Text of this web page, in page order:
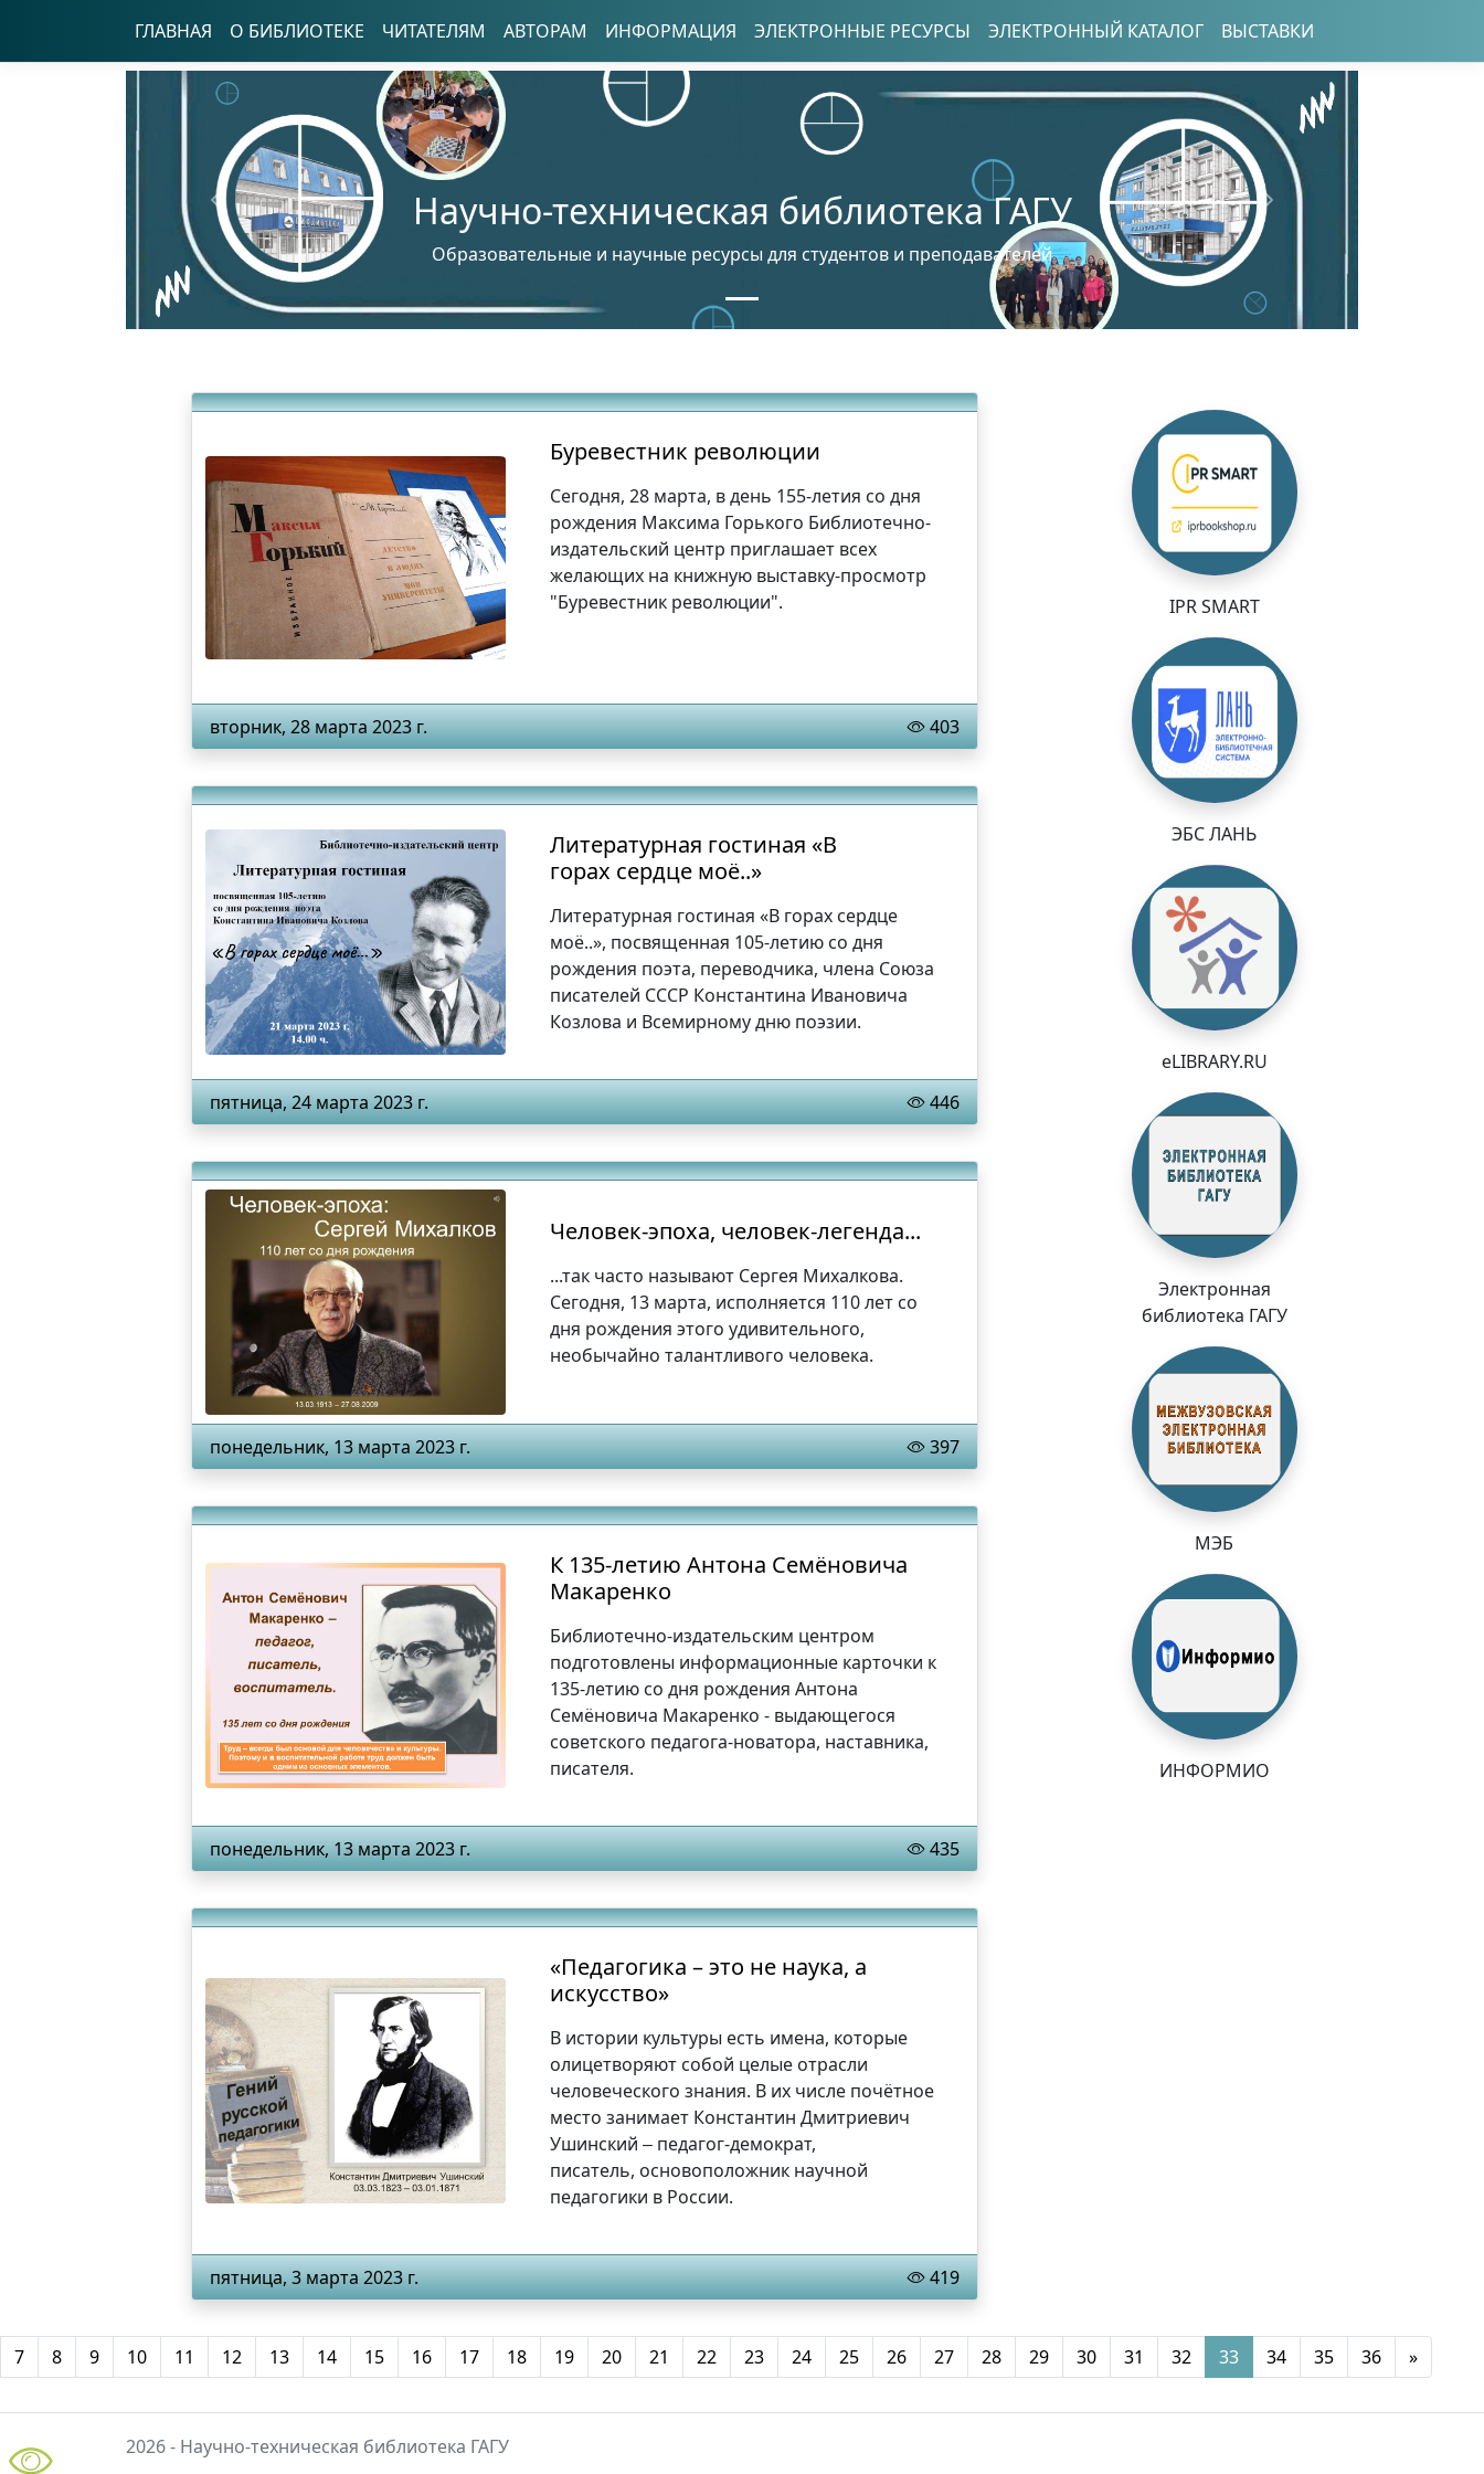
ГЛАВНАЯ О БИБЛИОТЕКЕ ЧИТАТЕЛЯМ АВТОРАМ ИНФОРМАЦИЯ ЭЛЕКТРОННЫЕ РЕСУРСЫ ЭЛЕКТРОННЫЙ КАТАЛОГ ВЫСТАВКИ
Научно-техническая библиотека ГАГУ
Образовательные и научные ресурсы для студентов и преподавателей
Предыдущий Следующий
Буревестник революции
Сегодня, 28 марта, в день 155-летия со дня
рождения Максима Горького Библиотечно-
издательский центр приглашает всех
желающих на книжную выставку-просмотр
"Буревестник революции".
вторник, 28 марта 2023 г. 403
Литературная гостиная «В
горах сердце моё..»
Литературная гостиная «В горах сердце
моё..», посвященная 105-летию со дня
рождения поэта, переводчика, члена Союза
писателей СССР Константина Ивановича
Козлова и Всемирному дню поэзии.
пятница, 24 марта 2023 г. 446
Человек-эпоха, человек-легенда...
...так часто называют Сергея Михалкова.
Сегодня, 13 марта, исполняется 110 лет со
дня рождения этого удивительного,
необычайно талантливого человека.
понедельник, 13 марта 2023 г. 397
К 135-летию Антона Семёновича
Макаренко
Библиотечно-издательским центром
подготовлены информационные карточки к
135-летию со дня рождения Антона
Семёновича Макаренко - выдающегося
советского педагога-новатора, наставника,
писателя.
понедельник, 13 марта 2023 г. 435
«Педагогика – это не наука, а
искусство»
В истории культуры есть имена, которые
олицетворяют собой целые отрасли
человеческого знания. В их числе почётное
место занимает Константин Дмитриевич
Ушинский– педагог-демократ,
писатель, основоположник научной
педагогики в России.
пятница, 3 марта 2023 г. 419
7 8 9 10 11 12 13 14 15 16 17 18 19 20 21 22 23 24 25 26 27 28 29 30 31 32 33 34 35 36 »
IPR SMART
ЭБС ЛАНЬ
eLIBRARY.RU
Электронная
библиотека ГАГУ
МЭБ
ИНФОРМИО
2026 - Научно-техническая библиотека ГАГУ